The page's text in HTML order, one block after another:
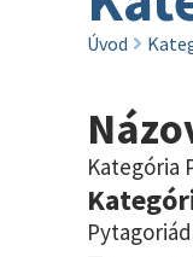
Úvod
Kategória